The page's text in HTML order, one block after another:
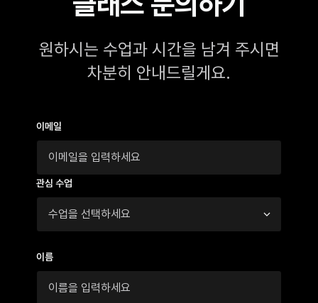
원하시는 수업과 시간을 남겨 주시면
차분히 안내드릴게요.
이메일
관심 수업
이름